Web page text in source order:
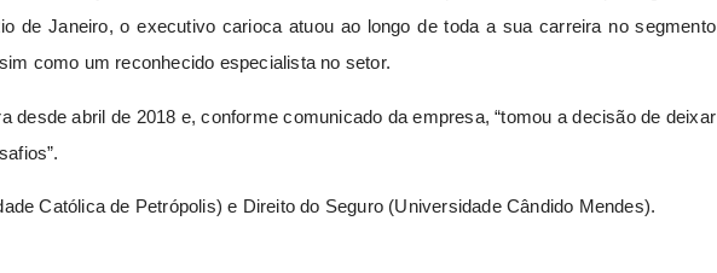
de Janeiro, o executivo carioca atuou ao longo de toda a sua carreira no segmento
como um reconhecido especialista no setor.
desde abril de 2018 e, conforme comunicado da empresa, “tomou a decisão de deixar
Católica de Petrópolis) e Direito do Seguro (Universidade Cândido Mendes).